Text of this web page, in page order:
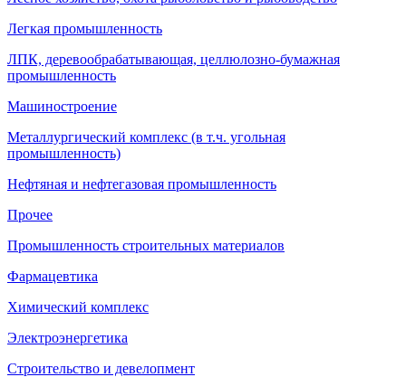
Легкая промышленность
ЛПК, деревообрабатывающая, целлюлозно-бумажная
промышленность
Машиностроение
Металлургический комплекс (в т.ч. угольная
промышленность)
Нефтяная и нефтегазовая промышленность
Прочее
Промышленность строительных материалов
Фармацевтика
Химический комплекс
Электроэнергетика
Строительство и девелопмент